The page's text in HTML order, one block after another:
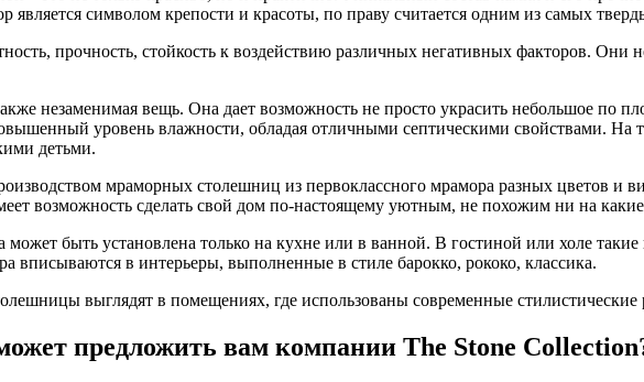
является символом крепости и красоты, по праву считается одним из самых
прочность, стойкость к воздействию различных негативных факторов.
незаменимая вещь. Она дает возможность не просто украсить небольшое по
уровень влажности, обладая отличными септическими свойствами. На
детьми.
мраморных столешниц из первоклассного мрамора разных цветов и
возможность сделать свой дом по-настоящему уютным, не похожим ни на
быть установлена только на кухне или в ванной. В гостиной или холе
вписываются в интерьеры, выполненные в стиле барокко, рококо, классика.
выглядят в помещениях, где использованы современные стилистические
предложить вам компании The Stone